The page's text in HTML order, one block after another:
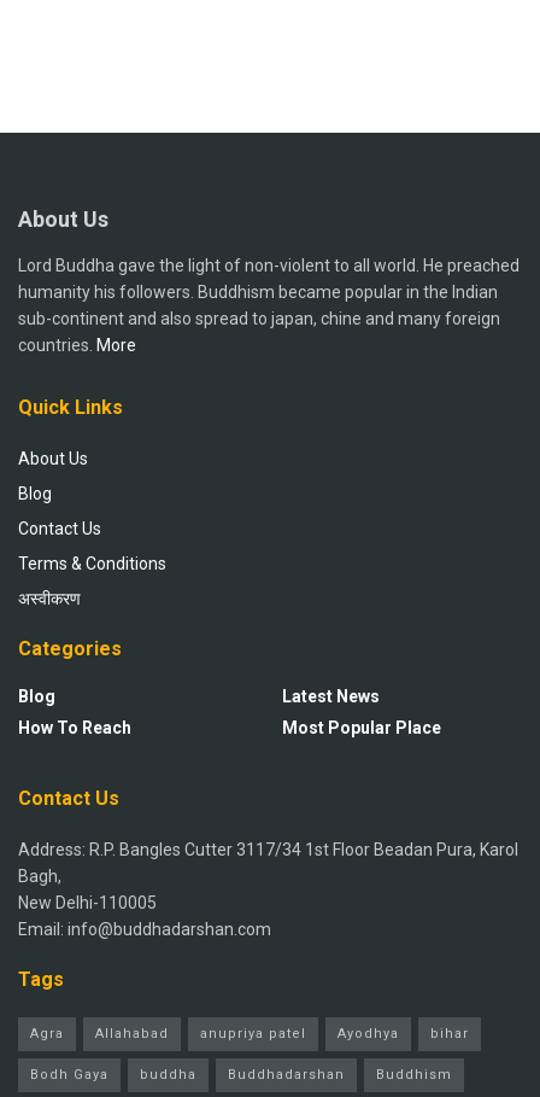
About Us
Lord Buddha gave the light of non-violent to all world. He preached
humanity his followers. Buddhism became popular in the Indian
sub-continent and also spread to japan, chine and many foreign
countries. More
Quick Links
About Us
Blog
Contact Us
Terms & Conditions
अस्वीकरण
Categories
Blog
How To Reach
Latest News
Most Popular Place
Contact Us
Address: R.P. Bangles Cutter 3117/34 1st Floor Beadan Pura, Karol
Bagh,
New Delhi-110005
Email: info@buddhadarshan.com
Tags
Agra Allahabad anupriya patel Ayodhya bihar
Bodh Gaya buddha Buddhadarshan Buddhism